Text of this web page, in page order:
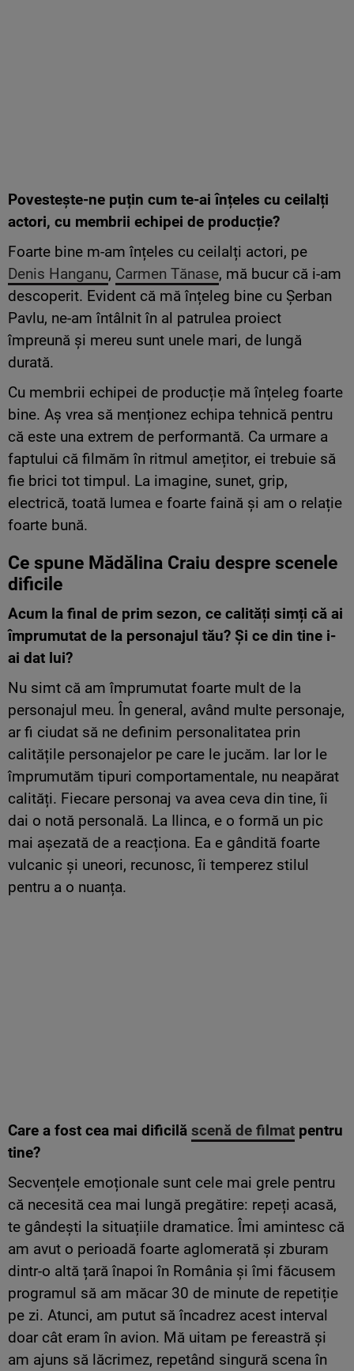
Povestește-ne puțin cum te-ai înțeles cu ceilalți
actori, cu membrii echipei de producție?
Foarte bine m-am înțeles cu ceilalți actori, pe
Denis Hanganu, Carmen Tănase, mă bucur că i-am
descoperit. Evident că mă înțeleg bine cu Șerban
Pavlu, ne-am întâlnit în al patrulea proiect
împreună și mereu sunt unele mari, de lungă
durată.
Cu membrii echipei de producție mă înțeleg foarte
bine. Aș vrea să menționez echipa tehnică pentru
că este una extrem de performantă. Ca urmare a
faptului că filmăm în ritmul amețitor, ei trebuie să
fie brici tot timpul. La imagine, sunet, grip,
electrică, toată lumea e foarte faină și am o relație
foarte bună.
Ce spune Mădălina Craiu despre scenele
dificile
Acum la final de prim sezon, ce calități simți că ai
împrumutat de la personajul tău? Și ce din tine i-
ai dat lui?
Nu simt că am împrumutat foarte mult de la
personajul meu. În general, având multe personaje,
ar fi ciudat să ne definim personalitatea prin
calitățile personajelor pe care le jucăm. Iar lor le
împrumutăm tipuri comportamentale, nu neapărat
calități. Fiecare personaj va avea ceva din tine, îi
dai o notă personală. La Ilinca, e o formă un pic
mai așezată de a reacționa. Ea e gândită foarte
vulcanic și uneori, recunosc, îi temperez stilul
pentru a o nuanța.
Care a fost cea mai dificilă scenă de filmat pentru
tine?
Secvențele emoționale sunt cele mai grele pentru
că necesită cea mai lungă pregătire: repeți acasă,
te gândești la situațiile dramatice. Îmi amintesc că
am avut o perioadă foarte aglomerată și zburam
dintr-o altă țară înapoi în România și îmi făcusem
programul să am măcar 30 de minute de repetiție
pe zi. Atunci, am putut să încadrez acest interval
doar cât eram în avion. Mă uitam pe fereastră și
am ajuns să lăcrimez, repetând singură scena în